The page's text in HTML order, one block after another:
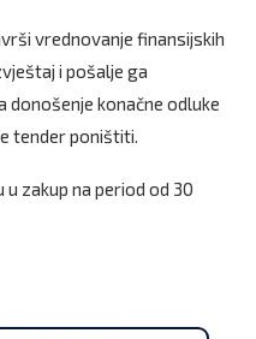
vrednovanje finansijskih
i pošalje ga
donošenje konačne odluke
tender poništiti.
zakup na period od 30